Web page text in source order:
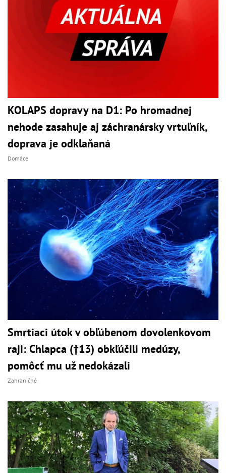
KOLAPS dopravy na D1: Po hromadnej
nehode zasahuje aj záchranársky vrtuľník,
doprava je odklaňaná
Domáce
Smrtiaci útok v obľúbenom dovolenkovom
raji: Chlapca (†13) obkľúčili medúzy,
pomôcť mu už nedokázali
Zahraničné